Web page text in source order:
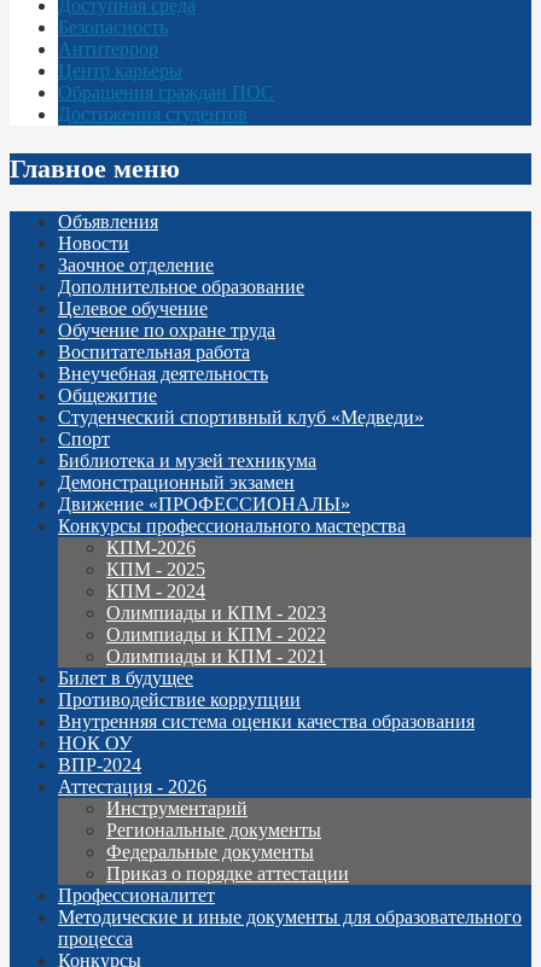
Доступная среда
Безопасность
Антитеррор
Центр карьеры
Обращения граждан ПОС
Достижения студентов
Главное меню
Объявления
Новости
Заочное отделение
Дополнительное образование
Целевое обучение
Обучение по охране труда
Воспитательная работа
Внеучебная деятельность
Общежитие
Студенческий спортивный клуб «Медведи»
Спорт
Библиотека и музей техникума
Демонстрационный экзамен
Движение «ПРОФЕССИОНАЛЫ»
Конкурсы профессионального мастерства
КПМ-2026
КПМ - 2025
КПМ - 2024
Олимпиады и КПМ - 2023
Олимпиады и КПМ - 2022
Олимпиады и КПМ - 2021
Билет в будущее
Противодействие коррупции
Внутренняя система оценки качества образования
НОК ОУ
ВПР-2024
Аттестация - 2026
Инструментарий
Региональные документы
Федеральные документы
Приказ о порядке аттестации
Профессионалитет
Методические и иные документы для образовательного
процесса
Конкурсы